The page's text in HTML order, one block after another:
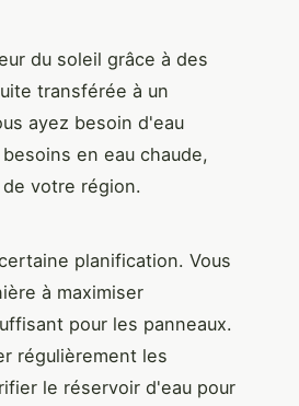
du soleil grâce à des
transférée à un
ayez besoin d'eau
en eau chaude,
votre région.
planification. Vous
à maximiser
pour les panneaux.
régulièrement les
le réservoir d'eau pour